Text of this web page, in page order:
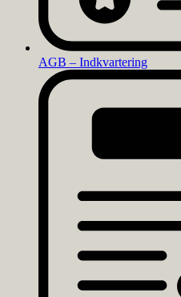
AGB – Indkvartering